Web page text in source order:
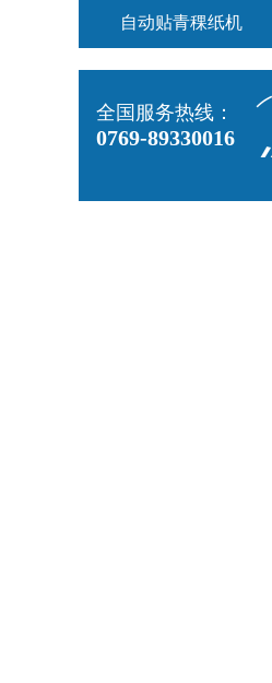
自动贴青稞纸机
全国服务热线：
0769-89330016